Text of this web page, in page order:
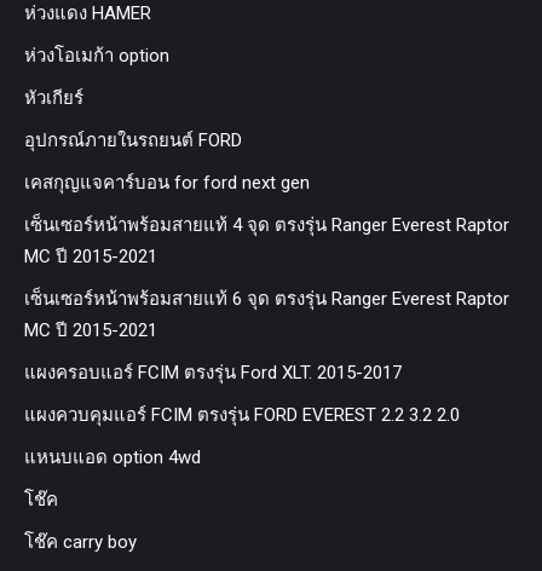
ห่วงแดง HAMER
ห่วงโอเมก้า option
หัวเกียร์
อุปกรณ์ภายในรถยนต์ FORD
เคสกุญแจคาร์บอน for ford next gen
เซ็นเซอร์หน้าพร้อมสายแท้ 4 จุด ตรงรุ่น Ranger Everest Raptor
MC ปี 2015-2021
เซ็นเซอร์หน้าพร้อมสายแท้ 6 จุด ตรงรุ่น Ranger Everest Raptor
MC ปี 2015-2021
แผงครอบแอร์ FCIM ตรงรุ่น Ford XLT. 2015-2017
แผงควบคุมแอร์ FCIM ตรงรุ่น FORD EVEREST 2.2 3.2 2.0
แหนบแอด option 4wd
โช๊ค
โช๊ค carry boy